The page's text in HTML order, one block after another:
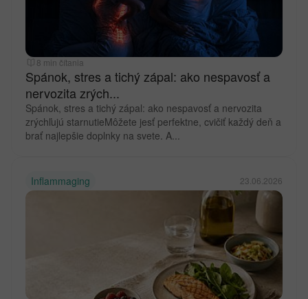
8 min čítania
Spánok, stres a tichý zápal: ako nespavosť a
nervozita zrých...
Spánok, stres a tichý zápal: ako nespavosť a nervozita
zrýchľujú starnutieMôžete jesť perfektne, cvičiť každý deň a
brať najlepšie doplnky na svete. A...
Inflammaging 23.06.2026